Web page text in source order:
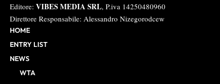
Editore: VIBES MEDIA SRL, P.iva 14250480960
Direttore Responsabile: Alessandro Nizegorodcew
HOME
ENTRY LIST
NEWS
WTA